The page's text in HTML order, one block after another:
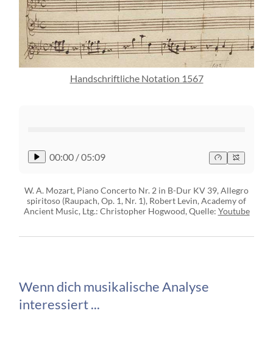
Handschriftliche Notation 1567
00:00 /05:09
W. A. Mozart, Piano Concerto Nr. 2 in B-Dur KV 39, Allegro
spiritoso (Raupach, Op. 1, Nr. 1), Robert Levin, Academy of
Ancient Music, Ltg.: Christopher Hogwood, Quelle: Youtube
Wenn dich musikalische Analyse
interessiert ...